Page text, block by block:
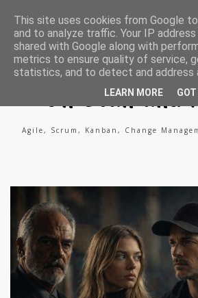
On Lean
Agile, Scrum, Kanban, Change
This site uses cookies from Google
and to analyze traffic. Your IP
shared with Google along with
metrics to ensure quality of service,
statistics, and to detect and address
LEARN MORE